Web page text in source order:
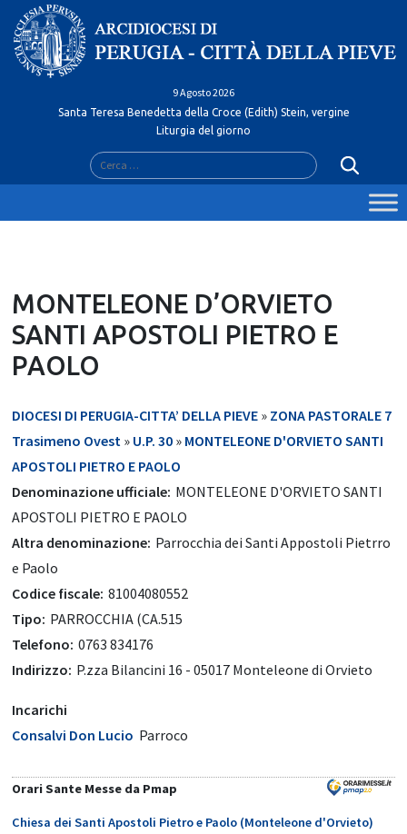
Skip
content
9 Agosto 2026
Santa Teresa Benedetta della Croce (Edith) Stein, vergine
Liturgia del giorno
Ricerca
per:
MONTELEONE D’ORVIETO
SANTI APOSTOLI PIETRO E
PAOLO
DIOCESI DI PERUGIA-CITTA’ DELLA PIEVE » ZONA PASTORALE 7
Trasimeno Ovest » U.P. 30 » MONTELEONE D'ORVIETO SANTI
APOSTOLI PIETRO E PAOLO
Denominazione ufficiale: MONTELEONE D'ORVIETO SANTI
APOSTOLI PIETRO E PAOLO
Altra denominazione: Parrocchia dei Santi Appostoli Pietrro
e Paolo
Codice fiscale: 81004080552
Tipo: PARROCCHIA (CA.515
Telefono: 0763 834176
Indirizzo: P.zza Bilancini 16 - 05017 Monteleone di Orvieto
Incarichi
Consalvi Don Lucio Parroco
Orari Sante Messe da Pmap
Chiesa dei Santi Apostoli Pietro e Paolo (Monteleone d'Orvieto)